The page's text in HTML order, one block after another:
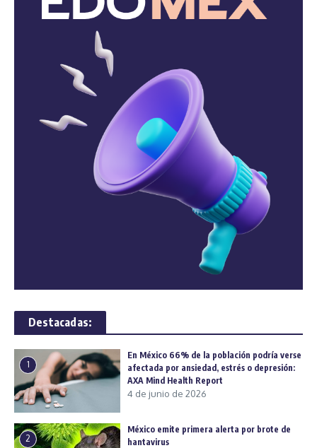
Destacadas:
1
En México 66% de la población podría verse
afectada por ansiedad, estrés o depresión:
AXA Mind Health Report
4 de junio de 2026
2
México emite primera alerta por brote de
hantavirus